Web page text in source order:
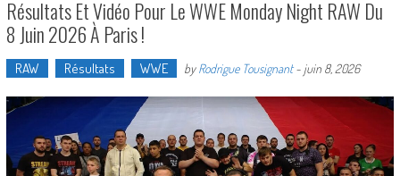
Résultats Et Vidéo Pour Le WWE Monday Night RAW Du
8 Juin 2026 À Paris !
RAW Résultats WWE byRodrigue Tousignant- juin 8, 2026